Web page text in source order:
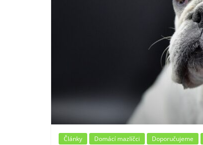
Články Domácí mazlíčci Doporučujeme